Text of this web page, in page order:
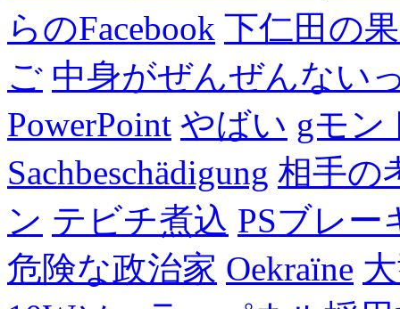
らのFacebook 下仁田の
ご 中身がぜんぜんない
PowerPoint やばい gモン
Sachbeschädigung 相手の
ン テビチ煮込 PSブレー
危険な政治家 Oekraïne